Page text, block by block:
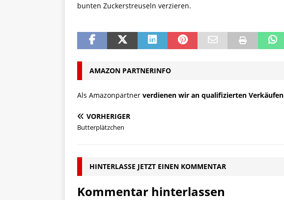
bunten Zuckerstreuseln verzieren.
AMAZON PARTNERINFO
Als Amazonpartner verdienen wir an qualifizierten Verkäufen
VORHERIGER
Butterplätzchen
HINTERLASSE JETZT EINEN KOMMENTAR
Kommentar hinterlassen